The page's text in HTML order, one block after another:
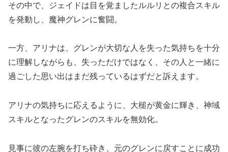
その中で、ジェイドは目を覚ましたルルリとの複合スキル
を発動し、魔神グレンに奮闘。
一方、アリナは、グレンが大切な人を失った気持ちを十分
に理解しながらも、失っただけではなく、その人と一緒に
過ごした思い出はまだ残っているはずだと訴えます。
アリナの気持ちに応えるように、大槌が黄金に輝き、神域
スキルとなったグレンのスキルを無効化。
見事に彼の左腕を打ち砕き、元のグレンに戻すことに成功